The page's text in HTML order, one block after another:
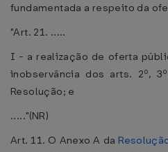
fundamentada a respeito da
"Art. 21. .....
I - a realização de oferta
inobservância dos arts. 2º,
Resolução; e
....."(NR)
Art. 11. O Anexo A da